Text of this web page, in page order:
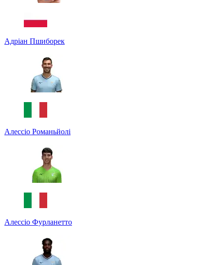
Адріан Пшиборек
Алессіо Романьйолі
Алессіо Фурланетто